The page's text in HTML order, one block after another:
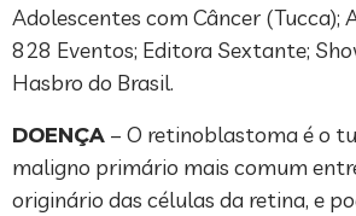
Adolescentes com Câncer (Tucca);
828 Eventos; Editora Sextante;
Hasbro do Brasil.
DOENÇA – O retinoblastoma é o
maligno primário mais comum
originário das células da retina, e